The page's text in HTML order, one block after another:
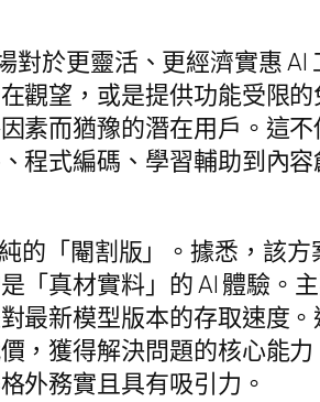
於更靈活、更經濟實惠
觀望，或是提供功能受限
素而猶豫的潛在用戶。這
程式編碼、學習輔助到內
的「閹割版」。據悉，該
「真材實料」的 AI 體驗。
最新模型版本的存取速度
，獲得解決問題的核心能
外務實且具有吸引力。